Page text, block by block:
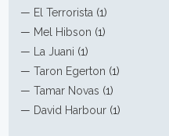
— El Terrorista (1)
— Mel Hibson (1)
—
La Juani (1)
—Taron Egerton (1)
—Tamar Novas (1)
— David Harbour (1)